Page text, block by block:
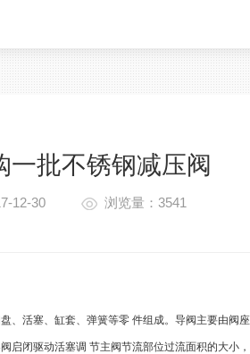
一批不锈钢减压阀
12-30 浏览量：3541
、活塞、缸套、弹簧等零 件组成。导阀主要由阀
启闭驱动活塞调 节主阀节流部位过流面积的大小